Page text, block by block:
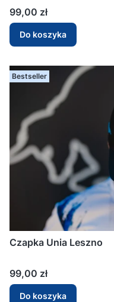
Cena
99,00 zł
Do koszyka
Bestseller
Czapka Unia Leszno
Cena
99,00 zł
Do koszyka